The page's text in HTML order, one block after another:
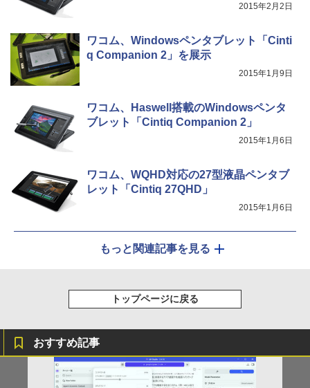
2015年2月2日
ワコム、Windowsペンタブレット「Cinti
q Companion 2」を展示
2015年1月9日
ワコム、Haswell搭載のWindowsペンタ
ブレット「Cintiq Companion 2」
2015年1月6日
ワコム、WQHD対応の27型液晶ペンタブ
レット「Cintiq 27QHD」
2015年1月6日
もっと関連記事を見る
トップページに戻る
おすすめ記事